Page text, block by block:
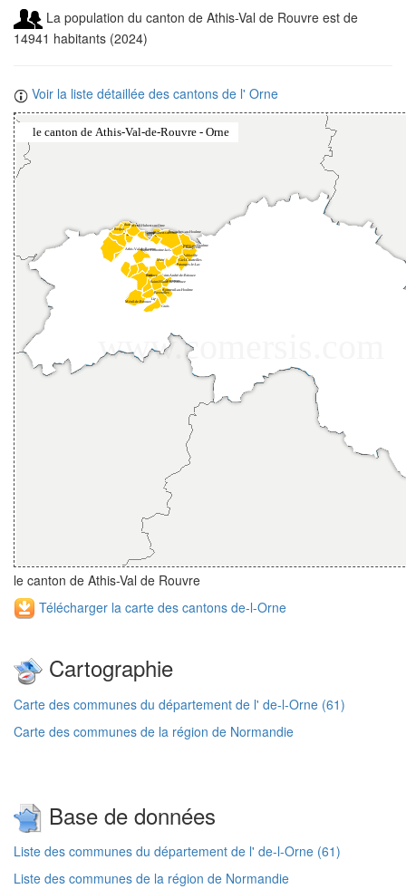
La population du canton de Athis-Val de Rouvre est de
14941 habitants (2024)
Voir la liste détaillée des cantons de l' Orne
le canton de Athis-Val de Rouvre
Télécharger la carte des cantons de-l-Orne
Cartographie
Carte des communes du département de l' de-l-Orne (61)
Carte des communes de la région de Normandie
Base de données
Liste des communes du département de l' de-l-Orne (61)
Liste des communes de la région de Normandie